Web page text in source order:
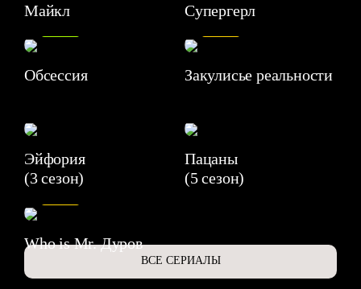
Майкл Супергерл
8.2
Обсессия
7.1
Закулисье реальности
Эйфория
(3 сезон)
Пацаны
(5 сезон)
Who is Mr. Дуров
ВСЕ СЕРИАЛЫ